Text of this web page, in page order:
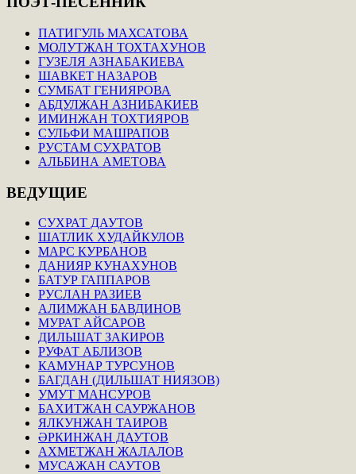
ПАТИГУЛЬ МАХСАТОВА
МОЛУТЖАН ТОХТАХУНОВ
ГУЗЕЛЯ АЗНАБАКИЕВА
ШАВКЕТ НАЗАРОВ
СУМБАТ ГЕНИЯРОВА
АБДУЛЖАН АЗНИБАКИЕВ
ИМИНЖАН ТОХТИЯРОВ
СУЛЬФИ МАШРАПОВ
РУСТАМ СУХРАТОВ
АЛЬБИНА АМЕТОВА
ВЕДУЩИЕ
СУХРАТ ДАУТОВ
ШАТЛИК ХУДАЙКУЛОВ
МАРС КУРБАНОВ
ДАНИЯР КУНАХУНОВ
БАТУР ГАППАРОВ
РУСЛАН РАЗИЕВ
АЛИМЖАН БАВДИНОВ
МУРАТ АЙСАРОВ
ДИЛЬШАТ ЗАКИРОВ
РУФАТ АБЛИЗОВ
КАМУНАР ТУРСУНОВ
БАГДАН (ДИЛЬШАТ НИЯЗОВ)
УМУТ МАНСУРОВ
БАХИТЖАН САУРЖАНОВ
ЯЛКУНЖАН ТАИРОВ
ӘРКИНЖАН ДАУТОВ
АХМЕТЖАН ЖАЛАЛОВ
МУСАЖАН САУТОВ